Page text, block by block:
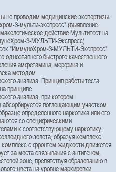
не проводим медицинские экспертизы.
3-мульти-экспресс" (выявление
действие Мультитест на
3-МУЛЬТИ-Экспресс)
"ИммуноХром-3-МУЛЬТИ-Экспресс"
одноэтапного быстрого качественного
амфетамина, морфина и
методом
анализа. Принцип работы теста
принципе
анализа, при котором
абсорбируется поглощающим участком
определенного наркотика или его
со специфическими
к соответствующему наркотику,
золота, образуя комплекс
комплекс с фронтом жидкости движется
за места связывания с антигеном,
зоне, препятствуя образованию в
цвета на уровне маркировки